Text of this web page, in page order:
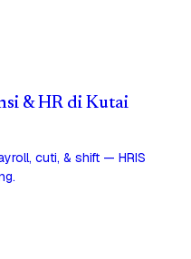
& HR di Kutai
cuti, & shift — HRIS